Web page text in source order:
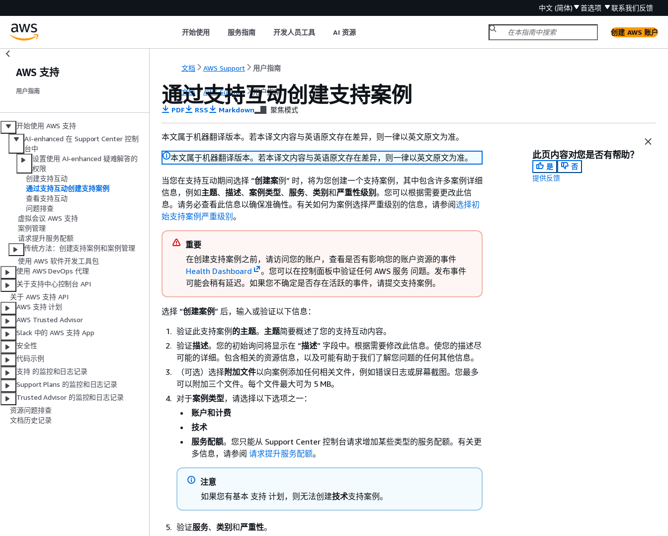
中文 (简体) 首选项 联系我们反馈
开始使用 服务指南 开发人员工具 AI 资源 创建 AWS 账户
AWS 支持
用户指南
开始使用 AWS 支持
AI-enhanced 在 Support Center 控制
台中
设置使用 AI-enhanced 疑难解答的
权限
创建支持互动
通过支持互动创建支持案例
查看支持互动
问题排查
虚拟会议 AWS 支持
案例管理
请求提升服务配额
传统方法：创建支持案例和案例管理
使用 AWS 软件开发工具包
使用 AWS DevOps 代理
关于支持中心控制台 API
关于 AWS 支持 API
AWS 支持 计划
AWS Trusted Advisor
Slack 中的 AWS 支持 App
安全性
代码示例
支持 的监控和日志记录
Support Plans 的监控和日志记录
Trusted Advisor 的监控和日志记录
资源问题排查
文档历史记录
文档 AWS Support 用户指南
文档 AWS Support 用户指南
通过支持互动创建支持案例
PDF RSS Markdown 聚焦模式
本文属于机器翻译版本。若本译文内容与英语原文存在差异，则一律以英文原文为准。
本文属于机器翻译版本。若本译文内容与英语原文存在差异，则一律以英文原文为准。
当您在支持互动期间选择 “创建案例” 时，将为您创建一个支持案例，其中包含许多案例详细
信息，例如主题、 描述、 案例类型、 服务、 类别 和严重性级别 。您可以根据需要更改此信
息。请务必查看此信息以确保准确性。有关如何为案例选择严重级别的信息，请参阅选择初
始支持案例严重级别 。
重要
在创建支持案例之前，请访问您的账户，查看是否有影响您的账户资源的事件
Health Dashboard
。您可以在控制面板中验证任何 AWS 服务 问题。发布事件
可能会稍有延迟。如果您不确定是否存在活跃的事件，请提交支持案例。
选择 “创建案例” 后，输入或验证以下信息：
验证此支持案例 的主题。 主题简要概述了您的支持互动内容。
验证描述。您的初始询问将显示在 “描述” 字段中。根据需要修改此信息。使您的描述尽
可能的详细。包含相关的资源信息，以及可能有助于我们了解您问题的任何其他信息。
（可选）选择附加文件以向案例添加任何相关文件，例如错误日志或屏幕截图。您最多
可以附加三个文件。每个文件最大可为 5 MB。
对于案例类型，请选择以下选项之一：
账户和计费
技术
服务配额。您只能从 Support Center 控制台请求增加某些类型的服务配额。有关更
多信息，请参阅 请求提升服务配额。
注意
如果您有基本 支持 计划，则无法创建技术支持案例。
验证服务、 类别 和严重性。
此页内容对您是否有帮助？
是
否
提供反馈